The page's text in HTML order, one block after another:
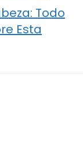
Todo
Esta